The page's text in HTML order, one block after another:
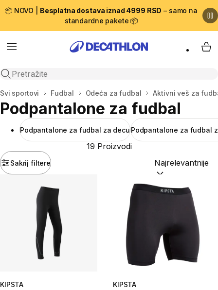
📦 NOVO | Besplatna dostava iznad 4999 RSD – samo na
standardne pakete 📦
Menu
Open search
My
Početna stranica
Svi sportovi Fudbal Odeća za fudbal Aktivni veš za
Podpantalone za fudbal
Podpantalone za fudbal za decu Podpantalone za fudbal
Sakrij filtere
19 Proizvodi
Sortiraj po:
KIPSTA
KIPSTA